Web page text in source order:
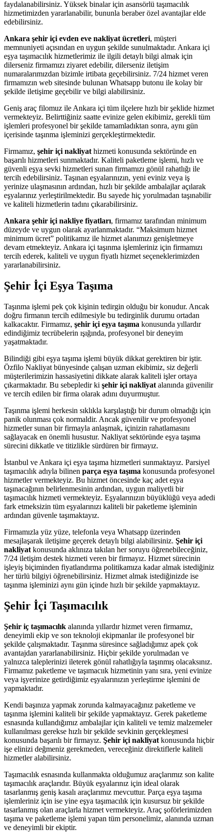
faydalanabilirsiniz. Yüksek binalar için asansörlü taşımacılık
hizmetimizden yararlanabilir, bununla beraber özel avantajlar elde
edebilirsiniz.
Ankara şehir içi evden eve nakliyat ücretleri, müşteri
memnuniyeti açısından en uygun şekilde sunulmaktadır. Ankara içi
eşya taşımacılık hizmetlerimiz ile ilgili detaylı bilgi almak için
dilerseniz firmamızı ziyaret edebilir, dilerseniz iletişim
numaralarımızdan bizimle irtibata geçebilirsiniz. 7/24 hizmet veren
firmamızın web sitesinde bulunan Whatsapp butonu ile kolay bir
şekilde iletişime geçebilir ve bilgi alabilirsiniz.
Geniş araç filomuz ile Ankara içi tüm ilçelere hızlı bir şeklide hizmet
vermekteyiz. Belirttiğiniz saatte evinize gelen ekibimiz, gerekli tüm
işlemleri profesyonel bir şekilde tamamladıktan sonra, aynı gün
içerisinde taşınma işleminizi gerçekleştirmektedir.
Firmamız, şehir içi nakliyat hizmeti konusunda sektöründe en
başarılı hizmetleri sunmaktadır. Kaliteli paketleme işlemi, hızlı ve
güvenli eşya sevki hizmetleri sunan firmamızı gönül rahatlığı ile
tercih edebilirsiniz. Taşınan eşyalarınızın, yeni eviniz veya iş
yerinize ulaşmasının ardından, hızlı bir şekilde ambalajlar açılarak
eşyalarınız yerleştirilmektedir. Bu sayede hiç yorulmadan taşınabilir
ve kaliteli hizmetlerin tadını çıkarabilirsiniz.
Ankara şehir içi nakliye fiyatları, firmamız tarafından minimum
düzeyde ve uygun olarak ayarlanmaktadır. “Maksimum hizmet
minimum ücret” politikamız ile hizmet alanımızı genişletmeye
devam etmekteyiz. Ankara içi taşınma işlemleriniz için firmamızı
tercih ederek, kaliteli ve uygun fiyatlı hizmet seçeneklerimizden
yararlanabilirsiniz.
Şehir İçi Eşya Taşıma
Taşınma işlemi pek çok kişinin tedirgin olduğu bir konudur. Ancak
doğru firmanın tercih edilmesiyle bu tedirginlik durumu ortadan
kalkacaktır. Firmamız, şehir içi eşya taşıma konusunda yıllardır
edindiğimiz tecrübelerin ışığında, profesyonel bir deneyim
yaşatmaktadır.
Bilindiği gibi eşya taşıma işlemi büyük dikkat gerektiren bir iştir.
Özfilo Nakliyat bünyesinde çalışan uzman ekibimiz, siz değerli
müşterilerimizin hassasiyetini dikkate alarak kaliteli işler ortaya
çıkarmaktadır. Bu sebepledir ki şehir içi nakliyat alanında güvenilir
ve tercih edilen bir firma olarak adını duyurmuştur.
Taşınma işlemi herkesin sıklıkla karşılaştığı bir durum olmadığı için
panik olunması çok normaldir. Ancak güvenilir ve profesyonel
hizmetler sunan bir firmayla anlaşmak, içinizin rahatlamasını
sağlayacak en önemli husustur. Nakliyat sektöründe eşya taşıma
sürecini dikkatle ve titizlikle sürdüren bir firmayız.
İstanbul ve Ankara içi eşya taşıma hizmetleri sunmaktayız. Parsiyel
taşımacılık adıyla bilinen parça eşya taşıma konusunda profesyonel
hizmetler vermekteyiz. Bu hizmet öncesinde kaç adet eşya
taşınacağının belirlenmesinin ardından, uygun maliyetli bir
taşımacılık hizmeti vermekteyiz. Eşyalarınızın büyüklüğü veya adedi
fark etmeksizin tüm eşyalarınızı kaliteli bir paketleme işleminin
ardından güvenle taşımaktayız.
Firmamızla yüz yüze, telefonla veya Whatsapp üzerinden
mesajlaşarak iletişime geçerek detaylı bilgi alabilirsiniz. Şehir içi
nakliyat konusunda aklınıza takılan her soruyu öğrenebileceğiniz,
7/24 iletişim destek hizmeti veren bir firmayız. Hizmet sürecinin
işleyiş biçiminden fiyatlandırma politikamıza kadar almak istediğiniz
her türlü bilgiyi öğrenebilirsiniz. Hizmet almak istediğinizde ise
taşınma işleminizi aynı gün içinde hızlı bir şekilde yapmaktayız.
Şehir İçi Taşımacılık
Şehir iç taşımacılık alanında yıllardır hizmet veren firmamız,
deneyimli ekip ve son teknoloji ekipmanlar ile profesyonel bir
şekilde çalışmaktadır. Taşınma süresince sağladığımız apek çok
avantajdan yararlanabilirsiniz. Hiçbir şekilde yorulmadan ve
yalnızca taleplerinizi ileterek gönül rahatlığıyla taşınmış olacaksınız.
Firmamız paketleme ve taşımacıık hizmetinin yanı sıra, yeni evinize
veya işyerinize getirdiğimiz eşyalarınızın yerleştirme işlemini de
yapmaktadır.
Kendi başınıza yapmak zorunda kalmayacağınız paketleme ve
taşınma işlemini kaliteli bir şekilde yapmaktayız. Gerek paketleme
esnasında kullandığımız ambalajlar için kaliteli ve temiz malzemeler
kullanılması gerekse hızlı bir şekilde sevkinin gerçekleşmesi
konusunda başarılı bir firmayız. Şehir içi nakliyat konusunda hiçbir
işe elinizi değmeniz gerekmeden, vereceğiniz direktiflerle kaliteli
hizmetler alabilirsiniz.
Taşımacılık esnasında kullanmakta olduğumuz araçlarımız son kalite
taşımacılık araçlarıdır. Büyük eşyalarınız için ideal olarak
tasarlanmış geniş kasalı araçlarımız mevcuttur. Parça eşya taşıma
işlemleriniz için ise yine eşya taşımacılık için kusursuz bir şekilde
tasarlanmış olan araçlarla hizmet vermekteyiz. Araç şoförlerimizden
taşıma ve paketleme işlemi yapan tüm personelimiz, alanında uzman
ve deneyimli bir ekiptir.